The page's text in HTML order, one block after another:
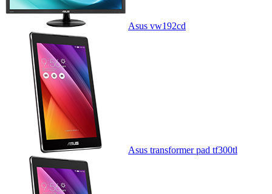
Asus vw192cd
Asus transformer pad tf300tl